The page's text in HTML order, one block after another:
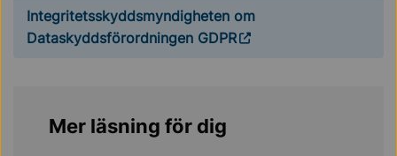
Integritetsskyddsmyndigheten om
Dataskyddsförordningen GDPR
Mer läsning för dig